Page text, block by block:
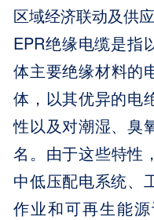
区域经济联动及供
EPR绝缘电缆是指
体主要绝缘材料的
体，以其优异的电
性以及对潮湿、臭
名。由于这些特性
中低压配电系统、
作业和可再生能